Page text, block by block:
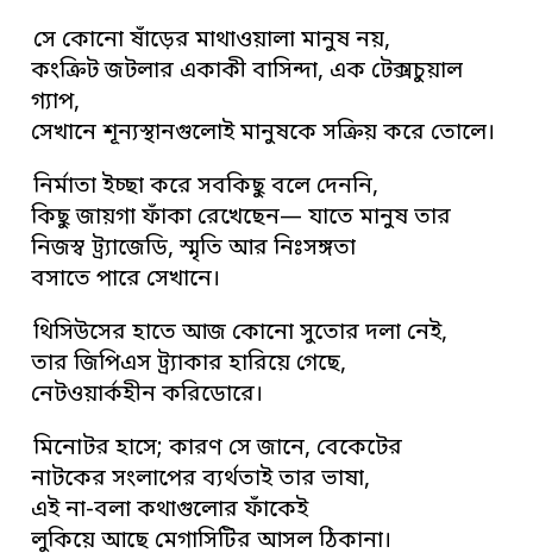
সে কোনো ষাঁড়ের মাথাওয়ালা মানুষ নয়,
কংক্রিট জটলার একাকী বাসিন্দা, এক টেক্সচুয়াল
গ্যাপ,
সেখানে শূন্যস্থানগুলোই মানুষকে সক্রিয় করে তোলে।
নির্মাতা ইচ্ছা করে সবকিছু বলে দেননি,
কিছু জায়গা ফাঁকা রেখেছেন— যাতে মানুষ তার
নিজস্ব ট্র্যাজেডি, স্মৃতি আর নিঃসঙ্গতা
বসাতে পারে সেখানে।
থিসিউসের হাতে আজ কোনো সুতোর দলা নেই,
তার জিপিএস ট্র্যাকার হারিয়ে গেছে,
নেটওয়ার্কহীন করিডোরে।
মিনোটর হাসে; কারণ সে জানে, বেকেটের
নাটকের সংলাপের ব্যর্থতাই তার ভাষা,
এই না-বলা কথাগুলোর ফাঁকেই
লুকিয়ে আছে মেগাসিটির আসল ঠিকানা।